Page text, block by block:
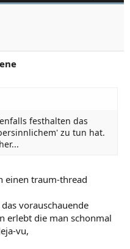
festhalten das
zu tun hat.
einen traum-thread
vorauschauende
erlebt die man schonmal
vu,